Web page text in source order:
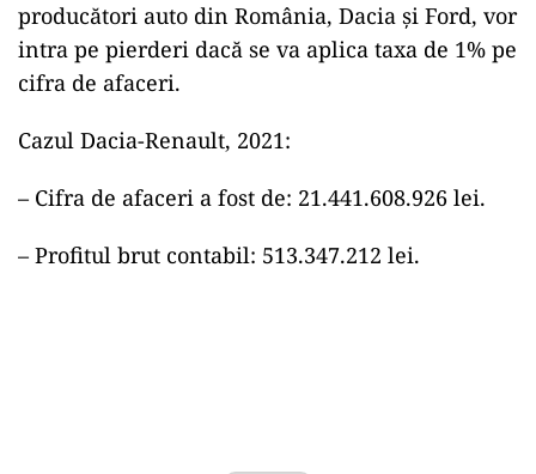
producători auto din România, Dacia și Ford, vor
intra pe pierderi dacă se va aplica taxa de 1% pe
cifra de afaceri.
Cazul Dacia-Renault, 2021:
– Cifra de afaceri a fost de: 21.441.608.926 lei.
– Profitul brut contabil: 513.347.212 lei.